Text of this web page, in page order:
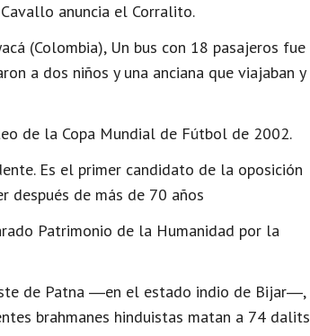
anuncia el Corralito.
(Colombia), Un bus con 18 pasajeros fue
a dos niños y una anciana que viajaban y
de la Copa Mundial de Fútbol de 2002.
Es el primer candidato de la oposición
después de más de 70 años
Patrimonio de la Humanidad por la
de Patna ―en el estado indio de Bijar―,
brahmanes hinduistas matan a 74 dalits